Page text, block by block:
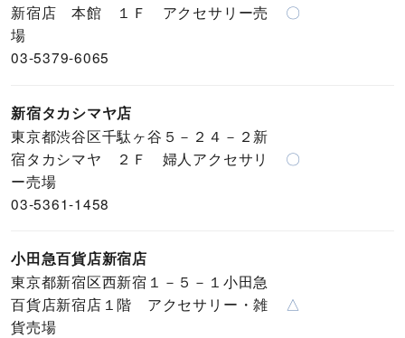
新宿店 本館 １Ｆ アクセサリー売
場
03-5379-6065
〇
新宿タカシマヤ店
東京都渋谷区千駄ヶ谷５－２４－２新
宿タカシマヤ ２Ｆ 婦人アクセサリ
ー売場
03-5361-1458
〇
小田急百貨店新宿店
東京都新宿区西新宿１－５－１小田急
百貨店新宿店１階 アクセサリー・雑
貨売場
△